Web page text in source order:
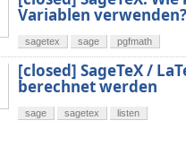
Variablen verwenden?
sagetex sage pgfmath
[closed] SageTeX /
berechnet werden
sage sagetex listen